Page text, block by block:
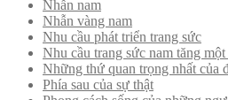
Nhẫn nam
Nhẫn vàng nam
Nhu cầu phát triển trang sức
Nhu cầu trang sức nam tăng
Những thứ quan trọng nhất của
Phía sau của sự thật